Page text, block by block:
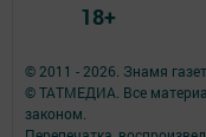
© 2011 - 2026. Знамя
© ТАТМЕДИА. Все
законом.
18+